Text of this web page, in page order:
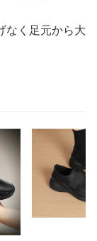
なく足元から大